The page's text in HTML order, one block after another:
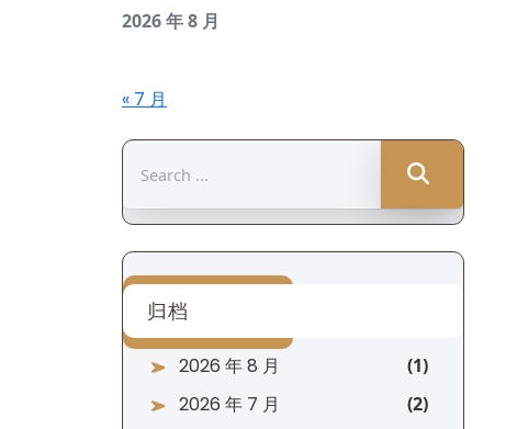
2026 年 8 月
« 7 月
for:
归档
2026 年 8 月
2026 年 7 月